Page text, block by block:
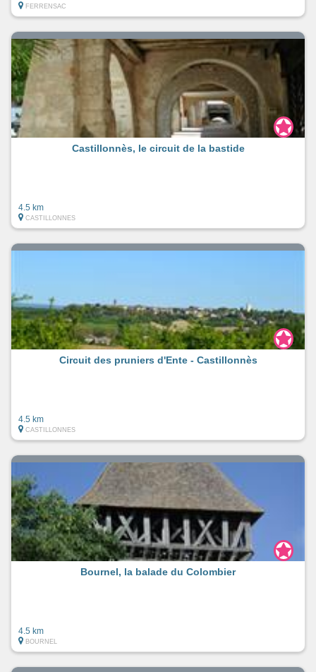
FERRENSAC
Castillonnès, le circuit de la bastide
4.5 km
CASTILLONNES
Circuit des pruniers d'Ente - Castillonnès
4.5 km
CASTILLONNES
Bournel, la balade du Colombier
4.5 km
BOURNEL